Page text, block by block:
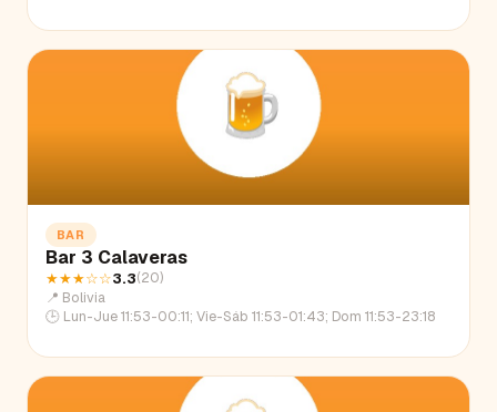
BAR
Bar 3 Calaveras
★★★☆☆3.3(20)
📍 Bolivia
🕒 Lun-Jue 11:53-00:11; Vie-Sáb 11:53-01:43; Dom 11:53-23:18